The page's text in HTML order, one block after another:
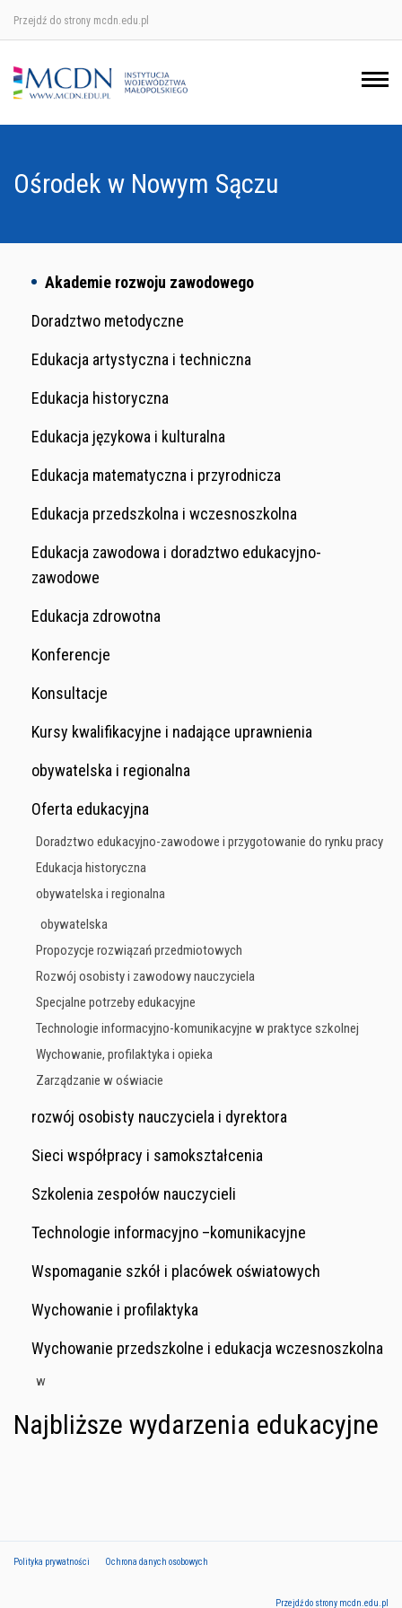
Przejdź do strony mcdn.edu.pl
Ośrodek w Nowym Sączu
Akademie rozwoju zawodowego
Doradztwo metodyczne
Edukacja artystyczna i techniczna
Edukacja historyczna
Edukacja językowa i kulturalna
Edukacja matematyczna i przyrodnicza
Edukacja przedszkolna i wczesnoszkolna
Edukacja zawodowa i doradztwo edukacyjno-
zawodowe
Edukacja zdrowotna
Konferencje
Konsultacje
Kursy kwalifikacyjne i nadające uprawnienia
obywatelska i regionalna
Oferta edukacyjna
Doradztwo edukacyjno-zawodowe i przygotowanie do rynku pracy
Edukacja historyczna
obywatelska i regionalna
obywatelska
Propozycje rozwiązań przedmiotowych
Rozwój osobisty i zawodowy nauczyciela
Specjalne potrzeby edukacyjne
Technologie informacyjno-komunikacyjne w praktyce szkolnej
Wychowanie, profilaktyka i opieka
Zarządzanie w oświacie
rozwój osobisty nauczyciela i dyrektora
Sieci współpracy i samokształcenia
Szkolenia zespołów nauczycieli
Technologie informacyjno –komunikacyjne
Wspomaganie szkół i placówek oświatowych
Wychowanie i profilaktyka
Wychowanie przedszkolne i edukacja wczesnoszkolna
w
Najbliższe wydarzenia edukacyjne
Polityka prywatności Ochrona danych osobowych
Przejdź do strony mcdn.edu.pl
Ośrodek w Krakowie
Ośrodek w Nowym Sączu
Ośrodek w Tarnowie